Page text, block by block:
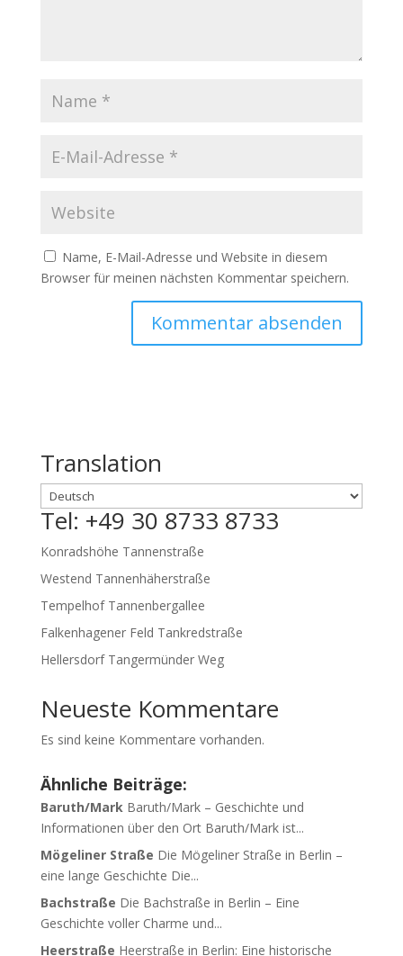
Name, E-Mail-Adresse und Website in diesem
Browser für meinen nächsten Kommentar speichern.
Translation
Tel: +49 30 8733 8733
Konradshöhe Tannenstraße
Westend Tannenhäherstraße
Tempelhof Tannenbergallee
Falkenhagener Feld Tankredstraße
Hellersdorf Tangermünder Weg
Neueste Kommentare
Es sind keine Kommentare vorhanden.
Ähnliche Beiträge:
Baruth/Mark Baruth/Mark – Geschichte und
Informationen über den Ort Baruth/Mark ist...
Mögeliner Straße Die Mögeliner Straße in Berlin –
eine lange Geschichte Die...
Bachstraße Die Bachstraße in Berlin – Eine
Geschichte voller Charme und...
Heerstraße Heerstraße in Berlin: Eine historische